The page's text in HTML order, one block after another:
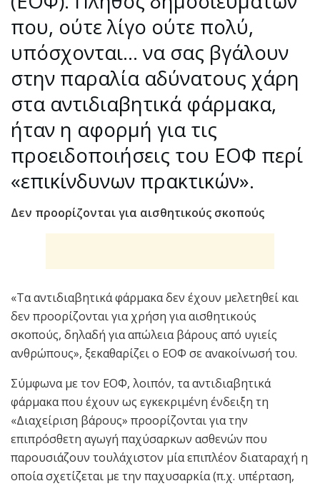
που, ούτε λίγο ούτε πολύ,
υπόσχονται… να σας βγάλουν
στην παραλία αδύνατους χάρη
στα αντιδιαβητικά φάρμακα,
ήταν η αφορμή για τις
προειδοποιήσεις του ΕΟΦ περί
«επικίνδυνων πρακτικών».
Δεν προορίζονται για αισθητικούς σκοπούς
«Tα αντιδιαβητικά φάρμακα δεν έχουν μελετηθεί και
δεν προορίζονται για χρήση για αισθητικούς
σκοπούς, δηλαδή για απώλεια βάρους από υγιείς
ανθρώπους», ξεκαθαρίζει ο ΕΟΦ σε ανακοίνωσή του.
Σύμφωνα με τον ΕΟΦ, λοιπόν, τα αντιδιαβητικά
φάρμακα που έχουν ως εγκεκριμένη ένδειξη τη
«Διαχείριση βάρους» προορίζονται για την
επιπρόσθετη αγωγή παχύσαρκων ασθενών που
παρουσιάζουν τουλάχιστον μία επιπλέον διαταραχή η
οποία σχετίζεται με την παχυσαρκία (π.χ. υπέρταση,